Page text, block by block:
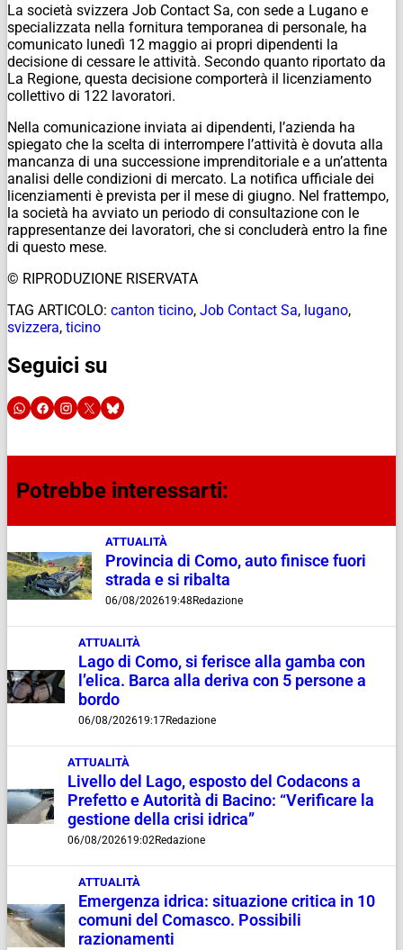
La società svizzera Job Contact Sa, con sede a Lugano e
specializzata nella fornitura temporanea di personale, ha
comunicato lunedì 12 maggio ai propri dipendenti la
decisione di cessare le attività. Secondo quanto riportato da
La Regione, questa decisione comporterà il licenziamento
collettivo di 122 lavoratori.
Nella comunicazione inviata ai dipendenti, l’azienda ha
spiegato che la scelta di interrompere l’attività è dovuta alla
mancanza di una successione imprenditoriale e a un’attenta
analisi delle condizioni di mercato. La notifica ufficiale dei
licenziamenti è prevista per il mese di giugno. Nel frattempo,
la società ha avviato un periodo di consultazione con le
rappresentanze dei lavoratori, che si concluderà entro la fine
di questo mese.
© RIPRODUZIONE RISERVATA
TAG ARTICOLO: canton ticino, Job Contact Sa, lugano,
svizzera, ticino
Seguici su
Potrebbe interessarti:
ATTUALITÀ
Provincia di Como, auto finisce fuori
strada e si ribalta
06/08/202619:48 Redazione
ATTUALITÀ
Lago di Como, si ferisce alla gamba con
l’elica. Barca alla deriva con 5 persone a
bordo
06/08/202619:17Redazione
ATTUALITÀ
Livello del Lago, esposto del Codacons a
Prefetto e Autorità di Bacino: “Verificare la
gestione della crisi idrica”
06/08/202619:02Redazione
ATTUALITÀ
Emergenza idrica: situazione critica in 10
comuni del Comasco. Possibili
razionamenti